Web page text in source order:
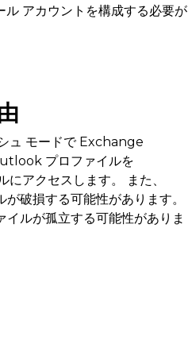
アカウントを構成する必要が
ュ モードで Exchange
プロファイルを
アクセスします。 また、
破損する可能性があります。
ルが孤立する可能性がありま